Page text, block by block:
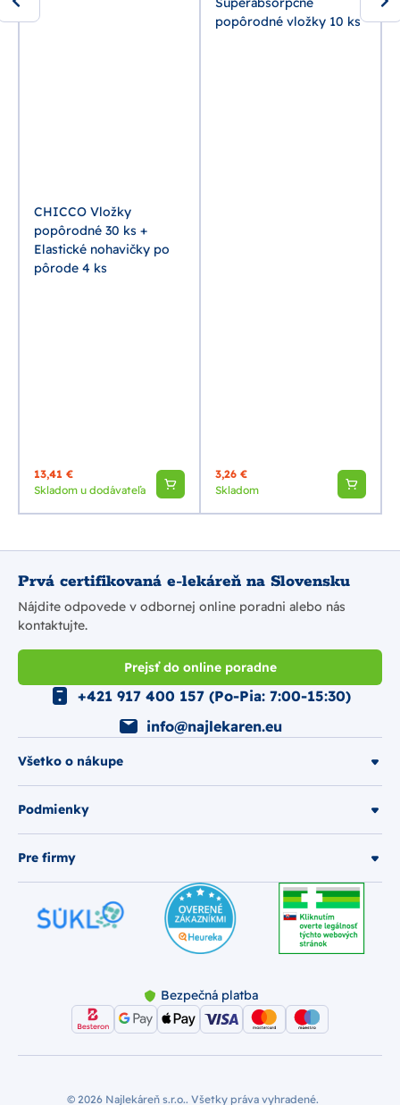
CHICCO Vložky
popôrodné 30 ks +
Elastické nohavičky po
pôrode 4 ks
13,41 €
Skladom u dodávateľa
popôrodné vložky 10 ks
3,26 €
Skladom
Prvá certifikovaná e-lekáreň na Slovensku
Nájdite odpovede v odbornej online poradni alebo nás
kontaktujte.
Prejsť do online poradne
Všetko o nákupe
Podmienky
Pre firmy
+421 917 400 157 (Po-Pia: 7:00-15:30)
info@najlekaren.eu
Bezpečná platba
© 2026 Najlekáreň s.r.o.. Všetky práva vyhradené.